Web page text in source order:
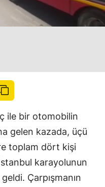
ile bir otomobilin
gelen kazada, üçü
toplam dört kişi
karayolunun
Çarpışmanın